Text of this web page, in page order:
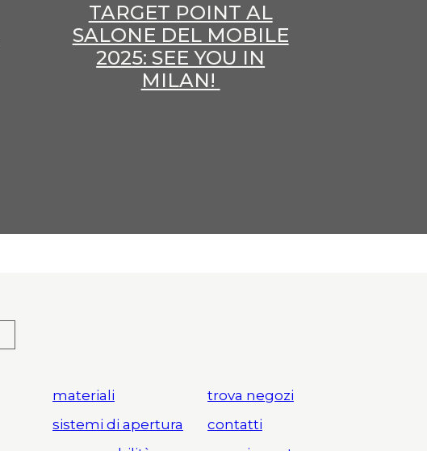
TARGET POINT AL
SALONE DEL MOBILE
2025: SEE YOU IN
MILAN!
materiali
sistemi di apertura
trova negozi
contatti